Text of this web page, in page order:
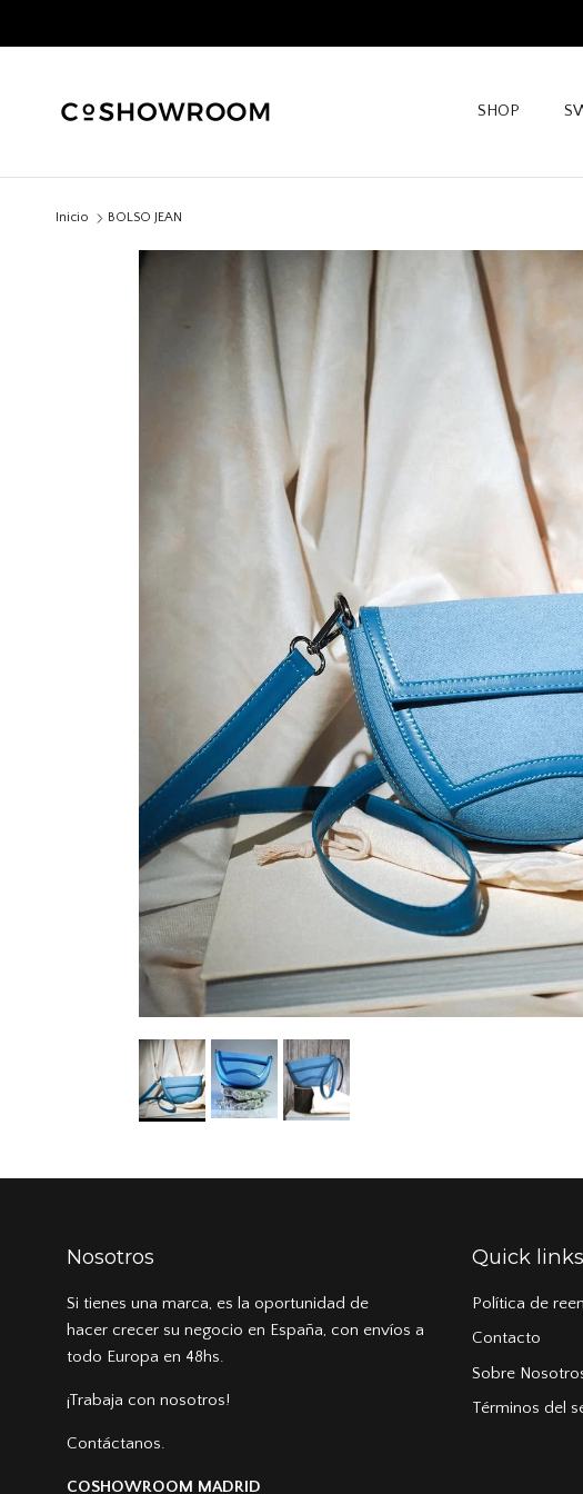
SHOP
Inicio BOLSO JEAN
Nosotros
Si tienes una marca, es la oportunidad de
hacer crecer su negocio en España, con envíos a
todo Europa en 48hs.
¡Trabaja con nosotros!
Contáctanos.
COSHOWROOM MADRID
Quick links
Política de
Contacto
Sobre
Términos del